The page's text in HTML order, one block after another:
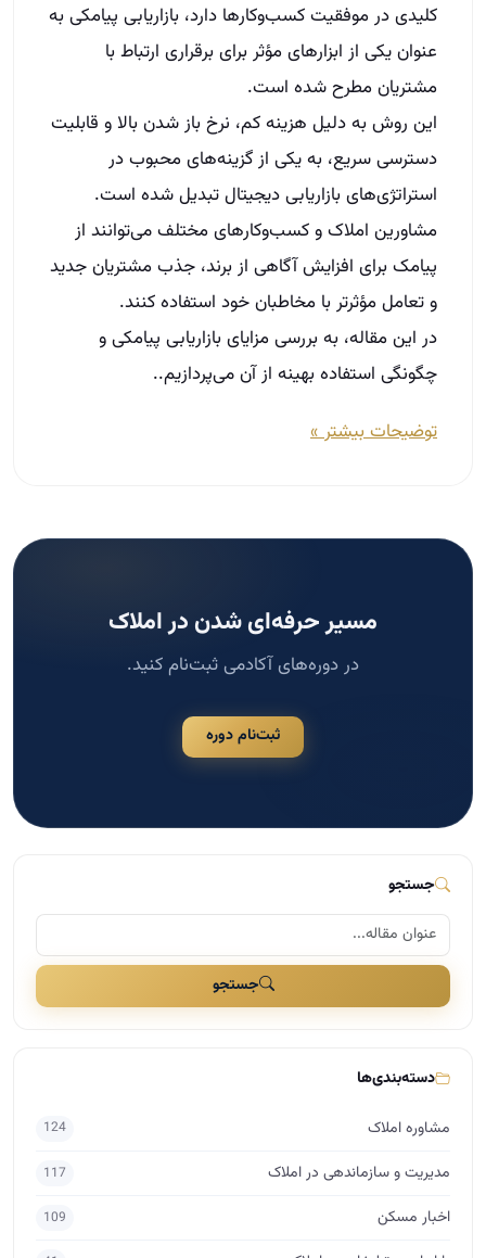
کلیدی در موفقیت کسب‌وکارها دارد، بازاریابی پیامکی به
عنوان یکی از ابزارهای مؤثر برای برقراری ارتباط با
مشتریان مطرح شده است.
این روش به دلیل هزینه کم، نرخ باز شدن بالا و قابلیت
دسترسی سریع، به یکی از گزینه‌های محبوب در
استراتژی‌های بازاریابی دیجیتال تبدیل شده است.
مشاورین املاک و کسب‌وکارهای مختلف می‌توانند از
پیامک برای افزایش آگاهی از برند، جذب مشتریان جدید
و تعامل مؤثرتر با مخاطبان خود استفاده کنند.
در این مقاله، به بررسی مزایای بازاریابی پیامکی و
چگونگی استفاده بهینه از آن می‌پردازیم..
توضیحات بیشتر »
مسیر حرفه‌ای شدن در املاک
در دوره‌های آکادمی ثبت‌نام کنید.
ثبت‌نام دوره
جستجو
جستجو
دسته‌بندی‌ها
مشاوره املاک 124
مدیریت و سازماندهی در املاک 117
اخبار مسکن 109